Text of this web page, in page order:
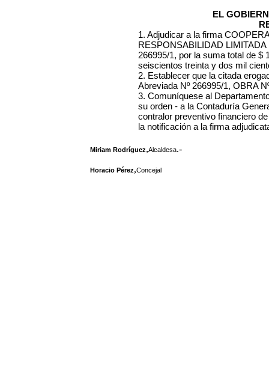
EL
1. Adjudicar a la firma
RESPONSABILIDAD
266995/1, por la suma total de $
seiscientos treinta y dos mil
2. Establecer que la citada
Abreviada Nº 266995/1, OBRA
3. Comuníquese al
su orden - a la Contaduría
contralor preventivo financiero
la notificación a la firma
Miriam Rodríguez,Alcaldesa.-
Horacio Pérez,Concejal